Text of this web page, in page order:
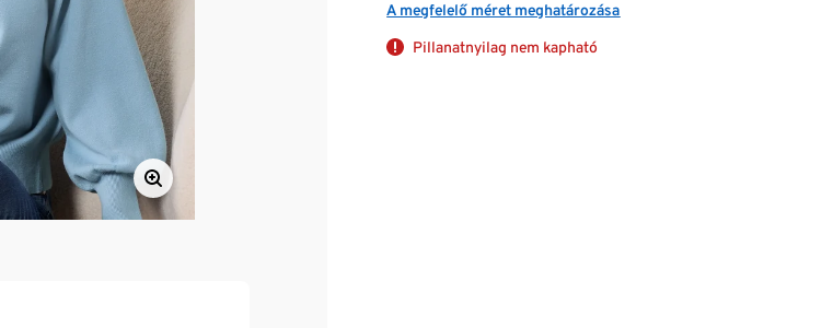
A megfelelő méret meghatározása
Pillanatnyilag nem kapható